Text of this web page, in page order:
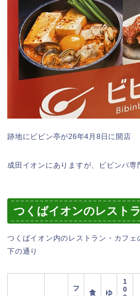
跡地にビビン亭が26年4月8日に開店
成田イオンにありますが、ビビンバ専
つくばイオンのレスト
つくばイオン内のレストラン・カフェ
下の通り
フ
食
ゆ
1
0